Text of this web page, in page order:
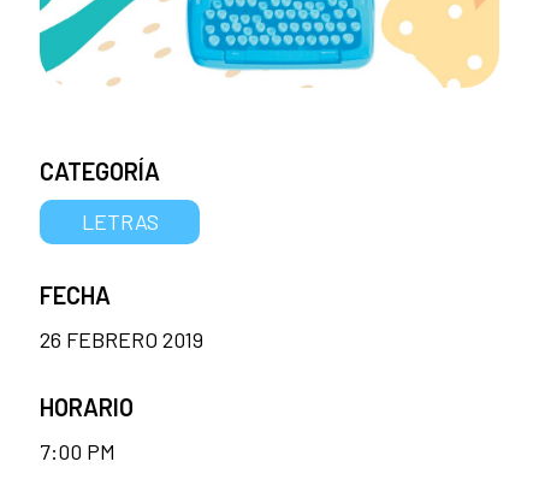
CATEGORÍA
LETRAS
FECHA
26 FEBRERO 2019
HORARIO
7:00 PM